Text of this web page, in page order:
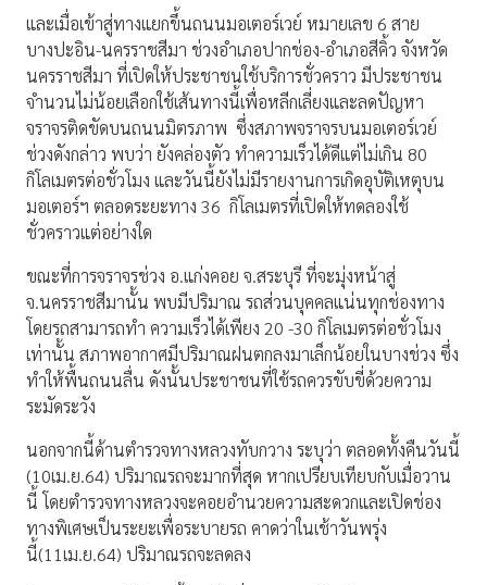
และเมื่อเข้าสู่ทางแยกขึ้นถนนมอเตอร์เวย์ หมายเลข 6 สาย
บางปะอิน-นครราชสีมา ช่วงอำเภอปากช่อง-อำเภอสีคิ้ว จังหวัด
นครราชสีมา ที่เปิดให้ประชาชนใช้บริการชั่วคราว มีประชาชน
จำนวนไม่น้อยเลือกใช้เส้นทางนี้เพื่อหลีกเลี่ยงและลดปัญหา
จราจรติดขัดบนถนนมิตรภาพ ซึ่งสภาพจราจรบนมอเตอร์เวย์
ช่วงดังกล่าว พบว่า ยังคล่องตัว ทำความเร็วได้ดีแต่ไม่เกิน 80
กิโลเมตรต่อชั่วโมง และวันนี้ยังไม่มีรายงานการเกิดอุบัติเหตุบน
มอเตอร์ฯ ตลอดระยะทาง 36 กิโลเมตรที่เปิดให้ทดลองใช้
ชั่วคราวแต่อย่างใด
ขณะที่การจราจรช่วง อ.แก่งคอย จ.สระบุรี ที่จะมุ่งหน้าสู่
จ.นครราชสีมานั้น พบมีปริมาณ รถส่วนบุคคลแน่นทุกช่องทาง
โดยรถสามารถทำ ความเร็วได้เพียง 20 -30 กิโลเมตรต่อชั่วโมง
เท่านั้น สภาพอากาศมีปริมาณฝนตกลงมาเล็กน้อยในบางช่วง ซึ่ง
ทำให้พื้นถนนลื่น ดังนั้นประชาชนที่ใช้รถควรขับขี่ด้วยความ
ระมัดระวัง
นอกจากนี้ด้านตำรวจทางหลวงทับกวาง ระบุว่า ตลอดทั้งคืนวันนี้
(10เม.ย.64) ปริมาณรถจะมากที่สุด หากเปรียบเทียบกับเมื่อวาน
นี้ โดยตำรวจทางหลวงจะคอยอำนวยความสะดวกและเปิดช่อง
ทางพิเศษเป็นระยะเพื่อระบายรถ คาดว่าในเช้าวันพรุ่ง
นี้(11เม.ย.64) ปริมาณรถจะลดลง